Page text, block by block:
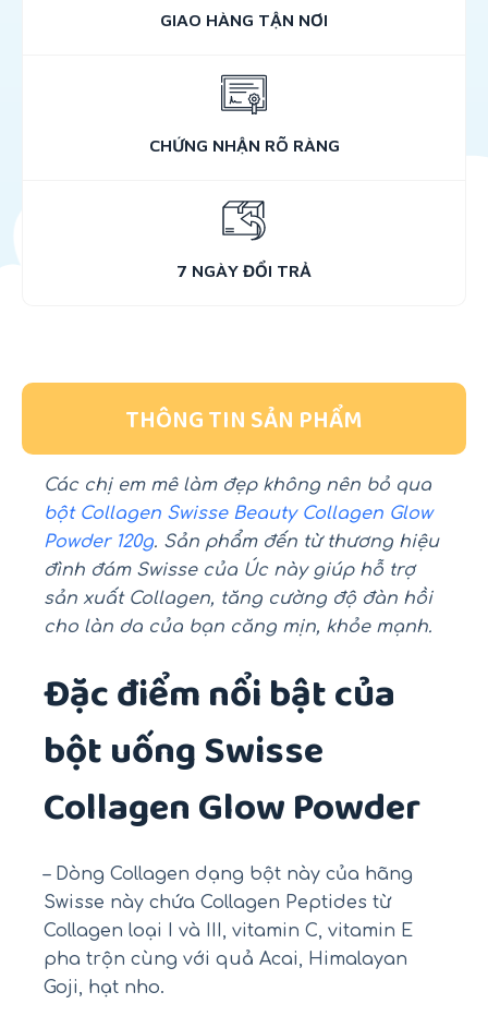
GIAO HÀNG TẬN NƠI
CHỨNG NHẬN RÕ RÀNG
7 NGÀY ĐỔI TRẢ
THÔNG TIN SẢN PHẨM
Các chị em mê làm đẹp không nên bỏ qua
bột Collagen Swisse Beauty Collagen Glow
Powder 120g. Sản phẩm đến từ thương hiệu
đình đám Swisse của Úc này giúp hỗ trợ
sản xuất Collagen, tăng cường độ đàn hồi
cho làn da của bạn căng mịn, khỏe mạnh.
Đặc điểm nổi bật của
bột uống Swisse
Collagen Glow Powder
– Dòng Collagen dạng bột này của hãng
Swisse này chứa Collagen Peptides từ
Collagen loại I và III, vitamin C, vitamin E
pha trộn cùng với quả Acai, Himalayan
Goji, hạt nho.